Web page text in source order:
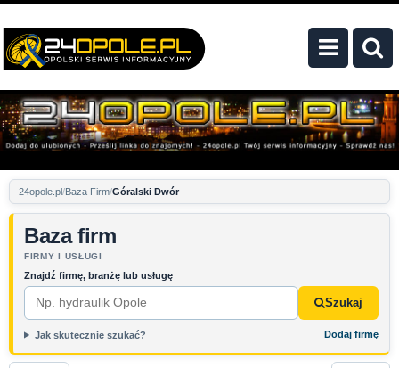
24opole.pl Baza Firm Góralski Dwór
Baza firm
FIRMY I USŁUGI
Znajdź firmę, branżę lub usługę
Szukaj
Jak skutecznie szukać? Dodaj firmę